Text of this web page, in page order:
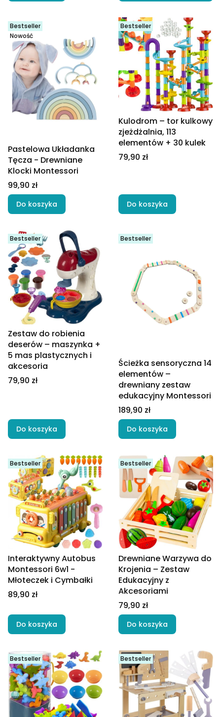
Bestseller
Nowość
Pastelowa Układanka
Tęcza - Drewniane
Klocki Montessori
Cena
99,90 zł
Do koszyka
Bestseller
Kulodrom – tor kulkowy
zjeżdżalnia, 113
elementów + 30 kulek
Cena
79,90 zł
Do koszyka
Bestseller
Zestaw do robienia
deserów – maszynka +
5 mas plastycznych i
akcesoria
Cena
79,90 zł
Do koszyka
Bestseller
Ścieżka sensoryczna 14
elementów –
drewniany zestaw
edukacyjny Montessori
Cena
189,90 zł
Do koszyka
Bestseller
Interaktywny Autobus
Montessori 6w1 -
Młoteczek i Cymbałki
Cena
89,90 zł
Do koszyka
Bestseller
Drewniane Warzywa do
Krojenia – Zestaw
Edukacyjny z
Akcesoriami
Cena
79,90 zł
Do koszyka
Bestseller Bestseller